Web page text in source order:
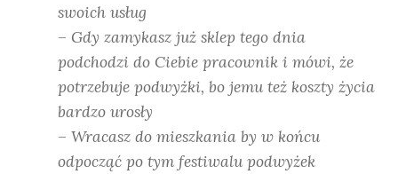
swoich usług
– Gdy zamykasz już sklep tego dnia
podchodzi do Ciebie pracownik i mówi, że
potrzebuje podwyżki, bo jemu też koszty życia
bardzo urosły
– Wracasz do mieszkania by w końcu
odpocząć po tym festiwalu podwyżek